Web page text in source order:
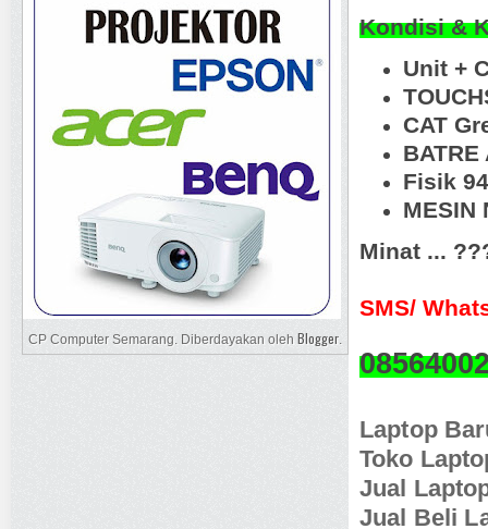
Kondisi &
Unit +
CAT
BATRE
Fisik
MESIN
Minat ...
SMS/
Laptop
Toko
Jual
Jual Beli
CP Computer Semarang. Diberdayakan oleh Blogger.